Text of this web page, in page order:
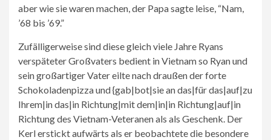
aber wie sie waren machen, der Papa sagte leise, “Nam,
’68 bis ’69.”
Zufälligerweise sind diese gleich viele Jahre Ryans
verspäteter Großvaters bedient in Vietnam so Ryan und
sein großartiger Vater eilte nach draußen der forte
Schokoladenpizza und {gab|bot|sie an das|für das|auf|zu
Ihrem|in das|in Richtung|mit dem|in|in Richtung|auf|in
Richtung des Vietnam-Veteranen als als Geschenk. Der
Kerl erstickt aufwärts als er beobachtete die besondere